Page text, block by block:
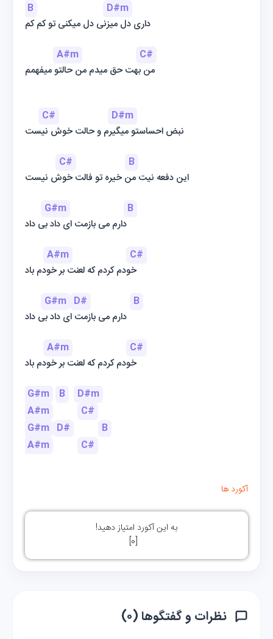
B
D#m
داری دل میزنی دل میکنی تو کم کم
A#m
C#
من بهت حق میدم من حالتو میفهمم
C#
D#m
نبض احساستو میگیرم و حالت خوش نیست
C#
B
این دفعه نیت من خیره تو فالت خوش نیست
G#m
B
دارم می بازمت ای داد بی داد
A#m
C#
خودم کردم که لعنت بر خودم باد
G#m D#
B
دارم می بازمت ای داد بی داد
A#m
C#
خودم کردم که لعنت بر خودم باد
G#m
B
D#m
A#m
C#
G#m D#
B
A#m
C#
آکورد ها
به این آکورد امتیاز دهید!
[
0
]
نظرات و گفتگوها (۰)